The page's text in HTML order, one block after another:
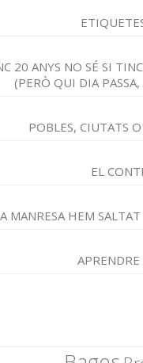
20 ANYS NO SÉ SI
(PERÒ QUI DIA
POBLES, CIUTATS
EL
A MANRESA HEM
APRENDRE